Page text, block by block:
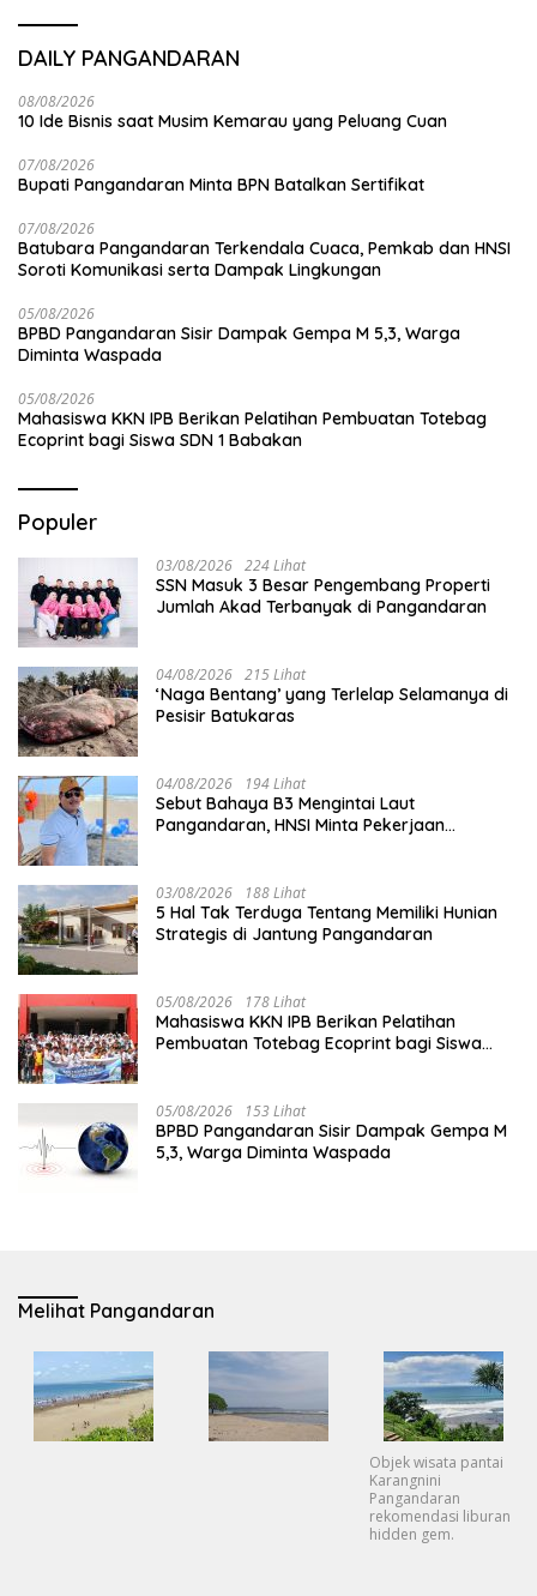
DAILY PANGANDARAN
08/08/2026
10 Ide Bisnis saat Musim Kemarau yang Peluang Cuan
07/08/2026
Bupati Pangandaran Minta BPN Batalkan Sertifikat
07/08/2026
Batubara Pangandaran Terkendala Cuaca, Pemkab dan HNSI
Soroti Komunikasi serta Dampak Lingkungan
05/08/2026
BPBD Pangandaran Sisir Dampak Gempa M 5,3, Warga
Diminta Waspada
05/08/2026
Mahasiswa KKN IPB Berikan Pelatihan Pembuatan Totebag
Ecoprint bagi Siswa SDN 1 Babakan
Populer
03/08/2026 224 Lihat
SSN Masuk 3 Besar Pengembang Properti
Jumlah Akad Terbanyak di Pangandaran
04/08/2026 215 Lihat
‘Naga Bentang’ yang Terlelap Selamanya di
Pesisir Batukaras
04/08/2026 194 Lihat
Sebut Bahaya B3 Mengintai Laut
Pangandaran, HNSI Minta Pekerjaan
03/08/2026 188 Lihat
5 Hal Tak Terduga Tentang Memiliki Hunian
Strategis di Jantung Pangandaran
05/08/2026 178 Lihat
Mahasiswa KKN IPB Berikan Pelatihan
Pembuatan Totebag Ecoprint bagi Siswa
05/08/2026 153 Lihat
BPBD Pangandaran Sisir Dampak Gempa M
5,3, Warga Diminta Waspada
Melihat Pangandaran
Objek wisata pantai
Karangnini
Pangandaran
rekomendasi liburan
hidden gem.